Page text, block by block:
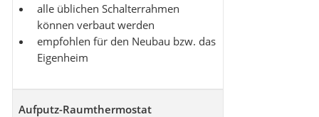
alle üblichen Schalterrahmen
können verbaut werden
empfohlen für den Neubau bzw. das
Eigenheim
Aufputz-Raumthermostat